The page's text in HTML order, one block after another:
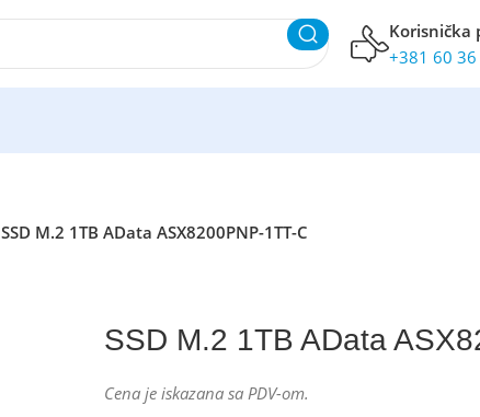
Korisnička
+381 60
SSD M.2 1TB AData ASX8200PNP-1TT-C
SSD M.2 1TB AData
Cena je iskazana sa PDV-om.